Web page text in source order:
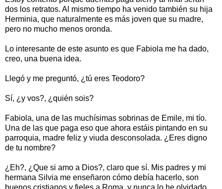
dos los retratos. Al mismo tiempo ha venido también su hija
Herminia, que naturalmente es más joven que su madre,
pero no mucho menos oronda.
Lo interesante de este asunto es que Fabiola me ha dado,
creo, una buena idea.
Llegó y me preguntó, ¿tú eres Teodoro?
Sí, ¿y vos?, ¿quién sois?
Fabiola, una de las muchísimas sobrinas de Emile, mi tío.
Una de las que paga eso que ahora estáis pintando en su
parroquia, madre feliz y viuda desconsolada. ¿Eres digno
de tu nombre?
¿Eh?, ¿Que si amo a Dios?, claro que sí. Mis padres y mi
hermana Silvia me enseñaron cómo debía hacerlo, son
buenos cristianos y fieles a Roma, y nunca lo he olvidado.